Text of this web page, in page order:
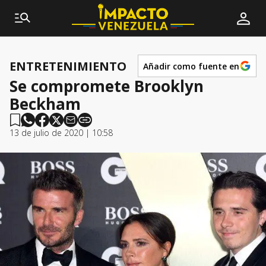
ENTRETENIMIENTO Añadir como fuente en
Se compromete Brooklyn
Beckham
13 de julio de 2020 | 10:58